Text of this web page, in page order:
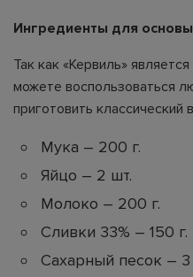
Ингредиенты для
Так как «Кервиль»
можете воспользоваться
приготовить классический
Мука – 200 г.
Яйцо – 2 шт.
Молоко – 200 г.
Сливки 33% – 150 г.
Сахарный песок – 3